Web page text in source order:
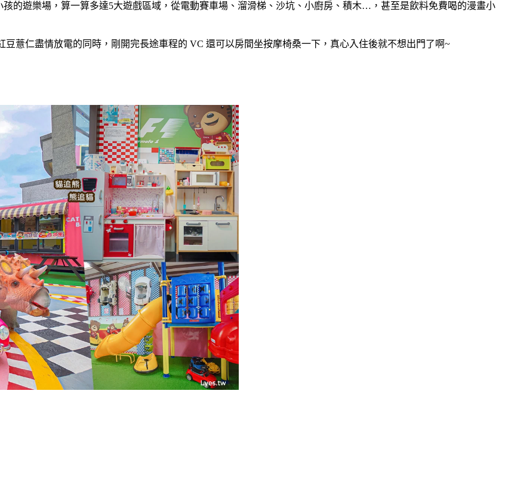
的遊樂場，算一算多達5大遊戲區域，從電動賽車場、溜滑梯、沙坑、小廚房、積木…，甚至是飲料免費喝的漫畫小
薏仁盡情放電的同時，剛開完長途車程的 VC 還可以房間坐按摩椅桑一下，真心入住後就不想出門了啊~